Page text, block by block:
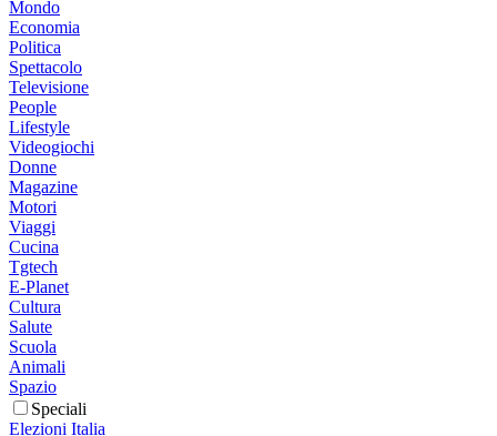
Mondo
Economia
Politica
Spettacolo
Televisione
People
Lifestyle
Videogiochi
Donne
Magazine
Motori
Viaggi
Cucina
Tgtech
E-Planet
Cultura
Salute
Scuola
Animali
Spazio
Speciali
Elezioni Italia